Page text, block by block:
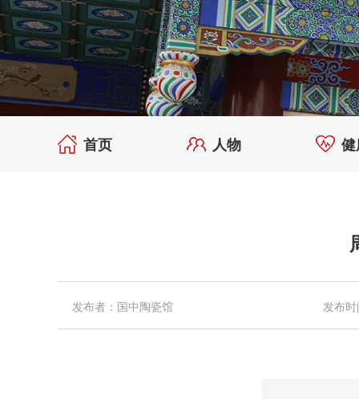
首页 人物
发布者：国中陶瓷馆 发布